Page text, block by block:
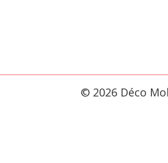
© 2026 Déco